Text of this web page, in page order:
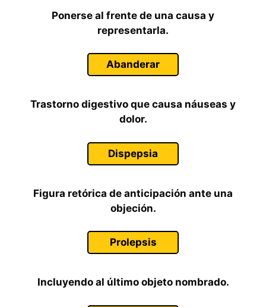
Ponerse al frente de una causa y
representarla.
Abanderar
Trastorno digestivo que causa náuseas y
dolor.
Dispepsia
Figura retórica de anticipación ante una
objeción.
Prolepsis
Incluyendo al último objeto nombrado.